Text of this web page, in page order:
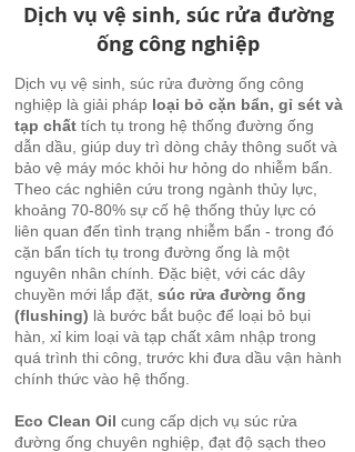
Dịch vụ vệ sinh, súc rửa đường
ống công nghiệp
Dịch vụ vệ sinh, súc rửa đường ống công
nghiệp là giải pháp loại bỏ cặn bẩn, gỉ sét và
tạp chất tích tụ trong hệ thống đường ống
dẫn dầu, giúp duy trì dòng chảy thông suốt và
bảo vệ máy móc khỏi hư hỏng do nhiễm bẩn.
Theo các nghiên cứu trong ngành thủy lực,
khoảng 70-80% sự cố hệ thống thủy lực có
liên quan đến tình trạng nhiễm bẩn - trong đó
cặn bẩn tích tụ trong đường ống là một
nguyên nhân chính. Đặc biệt, với các dây
chuyền mới lắp đặt, súc rửa đường ống
(flushing) là bước bắt buộc để loại bỏ bụi
hàn, xỉ kim loại và tạp chất xâm nhập trong
quá trình thi công, trước khi đưa dầu vận hành
chính thức vào hệ thống.
Eco Clean Oil cung cấp dịch vụ súc rửa
đường ống chuyên nghiệp, đạt độ sạch theo